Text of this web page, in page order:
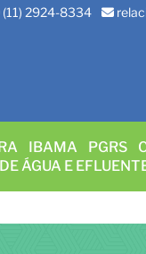
(11) 2924-8334
IBAMA PGRS
ÁGUA E